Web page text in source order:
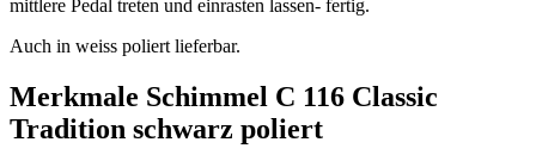
mittlere Pedal treten und einrasten lassen- fertig.
Auch in weiss poliert lieferbar.
Merkmale Schimmel C 116 Classic
Tradition schwarz poliert